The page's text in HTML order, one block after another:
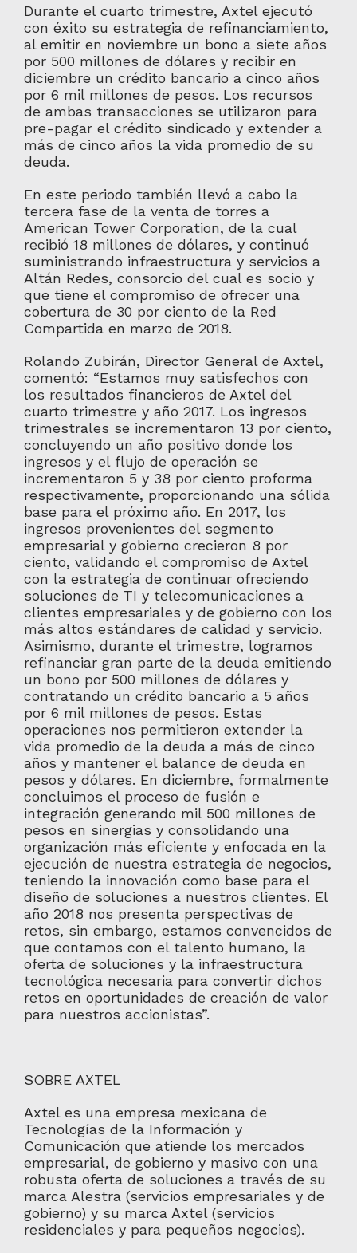
Durante el cuarto trimestre, Axtel ejecutó
con éxito su estrategia de refinanciamiento,
al emitir en noviembre un bono a siete años
por 500 millones de dólares y recibir en
diciembre un crédito bancario a cinco años
por 6 mil millones de pesos. Los recursos
de ambas transacciones se utilizaron para
pre-pagar el crédito sindicado y extender a
más de cinco años la vida promedio de su
deuda.
En este periodo también llevó a cabo la
tercera fase de la venta de torres a
American Tower Corporation, de la cual
recibió 18 millones de dólares, y continuó
suministrando infraestructura y servicios a
Altán Redes, consorcio del cual es socio y
que tiene el compromiso de ofrecer una
cobertura de 30 por ciento de la Red
Compartida en marzo de 2018.
Rolando Zubirán, Director General de Axtel,
comentó: “Estamos muy satisfechos con
los resultados financieros de Axtel del
cuarto trimestre y año 2017. Los ingresos
trimestrales se incrementaron 13 por ciento,
concluyendo un año positivo donde los
ingresos y el flujo de operación se
incrementaron 5 y 38 por ciento proforma
respectivamente, proporcionando una sólida
base para el próximo año. En 2017, los
ingresos provenientes del segmento
empresarial y gobierno crecieron 8 por
ciento, validando el compromiso de Axtel
con la estrategia de continuar ofreciendo
soluciones de TI y telecomunicaciones a
clientes empresariales y de gobierno con los
más altos estándares de calidad y servicio.
Asimismo, durante el trimestre, logramos
refinanciar gran parte de la deuda emitiendo
un bono por 500 millones de dólares y
contratando un crédito bancario a 5 años
por 6 mil millones de pesos. Estas
operaciones nos permitieron extender la
vida promedio de la deuda a más de cinco
años y mantener el balance de deuda en
pesos y dólares. En diciembre, formalmente
concluimos el proceso de fusión e
integración generando mil 500 millones de
pesos en sinergias y consolidando una
organización más eficiente y enfocada en la
ejecución de nuestra estrategia de negocios,
teniendo la innovación como base para el
diseño de soluciones a nuestros clientes. El
año 2018 nos presenta perspectivas de
retos, sin embargo, estamos convencidos de
que contamos con el talento humano, la
oferta de soluciones y la infraestructura
tecnológica necesaria para convertir dichos
retos en oportunidades de creación de valor
para nuestros accionistas”.
SOBRE AXTEL
Axtel es una empresa mexicana de
Tecnologías de la Información y
Comunicación que atiende los mercados
empresarial, de gobierno y masivo con una
robusta oferta de soluciones a través de su
marca Alestra (servicios empresariales y de
gobierno) y su marca Axtel (servicios
residenciales y para pequeños negocios).